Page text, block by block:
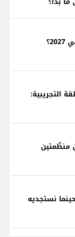
التجريبية:
منظّمتين
نستجديه